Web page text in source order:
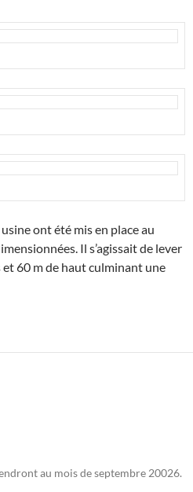
ont été mis en place au
Il s’agissait de lever
60 m de haut culminant une
au mois de septembre 20026.